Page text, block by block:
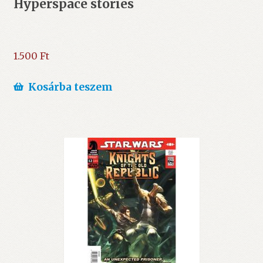
Hyperspace stories
1.500 Ft
Kosárba teszem